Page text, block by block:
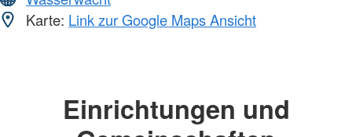
Karte: Link zur Google Maps Ansicht
Einrichtungen und